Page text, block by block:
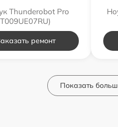
Thunderobot Pro
ремонт
Показать